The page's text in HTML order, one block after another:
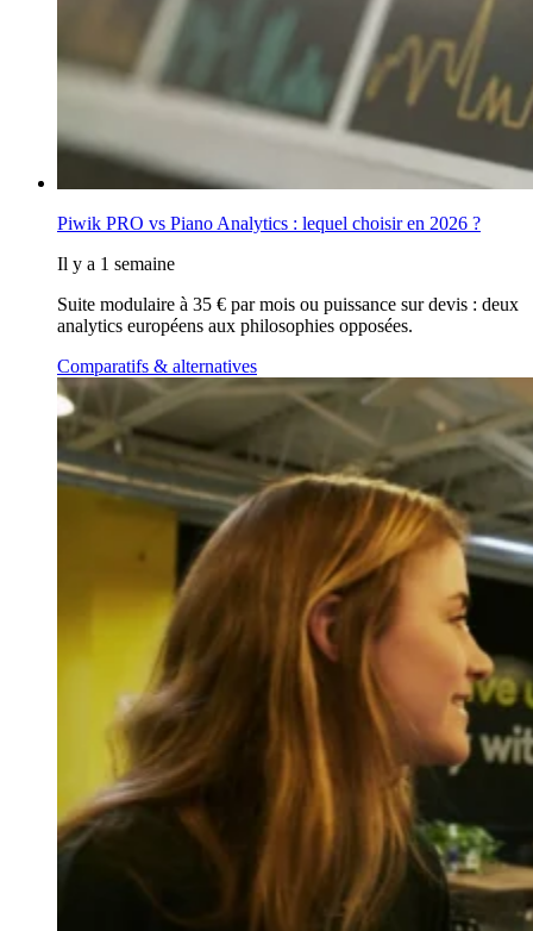
Piwik PRO vs Piano Analytics : lequel choisir en 2026 ?
Il y a 1 semaine
Suite modulaire à 35 € par mois ou puissance sur devis : deux
analytics européens aux philosophies opposées.
Comparatifs & alternatives